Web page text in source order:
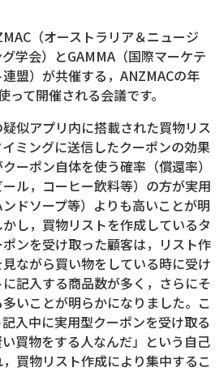
（オーストラリア＆ニュージ
学会）とGAMMA（国際マーケテ
盟）が共催する，ANZMACの年
て開催される会議です。
似アプリ内に搭載された買物リス
ミングに送信したクーポンの効果
ーポン自体を使う確率（償還率）
ル，コーヒー飲料等）の方が実用
ドソープ等）よりも高いことが明
し，買物リストを作成しているタ
ンを受け取った顧客は，リスト作
ながら買い物をしている時に受け
記入する商品数が多く，さらにそ
いことが明らかになりました。こ
入中に実用型クーポンを受け取る
買物をする人なんだ」という自己
買物リスト作成により集中するこ